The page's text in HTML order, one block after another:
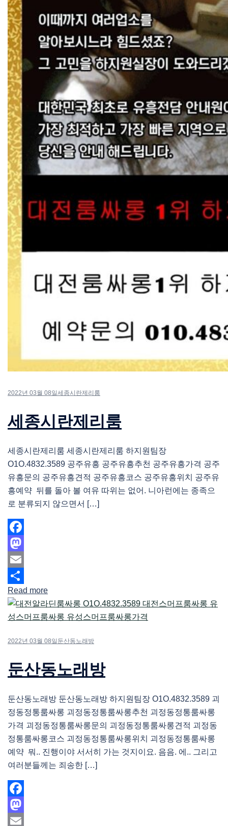
2022년 03월 08일 세종시란제리룸
세종시란제리룸
세종시란제리룸 세종시란제리룸 하지원팀장
O1O.4832.3589 공주유흥 공주유흥추천 공주유흥가격 공주
유흥문의 공주유흥견적 공주유흥코스 공주유흥위치 공주유
흥예약 뒤를 돌아 볼 여유 따위는 없어. 니아런에는 종족으
로 분류되지 않으면서 […]
Facebook
Mastodon
Email
Share
Read more
2022년 03월 08일 둔산동노래방
둔산동노래방
둔산동노래방 둔산동노래방 하지원팀장 O1O.4832.3589 괴
정동정통룸싸롱 괴정동정통룸싸롱추천 괴정동정통룸싸롱
가격 괴정동정통룸싸롱문의 괴정동정통룸싸롱견적 괴정동
정통룸싸롱코스 괴정동정통룸싸롱위치 괴정동정통룸싸롱
예약 뭐.. 진행이야 서서히 가는 것지이요. 음음. 에.. 그리고
여러분들께는 죄송한 […]
Facebook
Mastodon